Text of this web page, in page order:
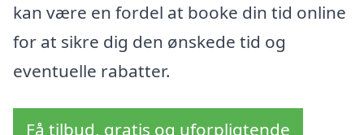
kan være en fordel at booke din tid online
for at sikre dig den ønskede tid og
eventuelle rabatter.
Få tilbud, gratis og uforpligtende